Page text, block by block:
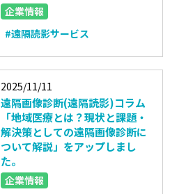
企業情報
#遠隔読影サービス
2025/11/11
遠隔画像診断(遠隔読影)コラム
「地域医療とは？現状と課題・
解決策としての遠隔画像診断に
ついて解説」をアップしまし
た。
企業情報